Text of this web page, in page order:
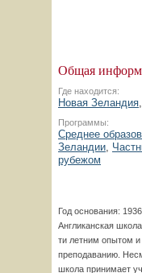
Общая
Где находится:
Новая Зеландия
Программы:
Среднее
Зеландии,
рубежом
Год основания: 1936
Англиканская школа
ти летним опытом
преподаванию.
школа принимает